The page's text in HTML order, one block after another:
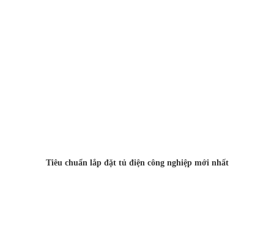
Tiêu chuẩn lắp đặt tủ điện công nghiệp mới nhất